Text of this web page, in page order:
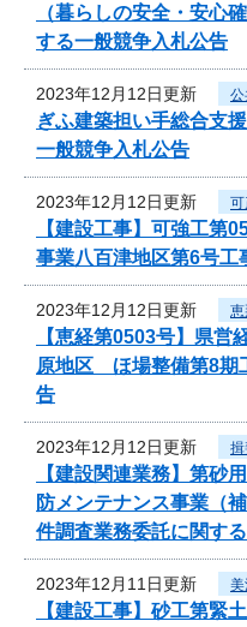
（暮らしの安全・安心
する一般競争入札公告
2023年12月12日更新
ぎふ建築担い手総合支
一般競争入札公告
2023年12月12日更新
【建設工事】可強工第
事業八百津地区第6号工
2023年12月12日更新
【恵経第0503号】県
原地区 ほ場整備第8期
告
2023年12月12日更新
【建設関連業務】第
防メンテナンス事業（
件調査業務委託に関す
2023年12月11日更新
【建設工事】砂工第